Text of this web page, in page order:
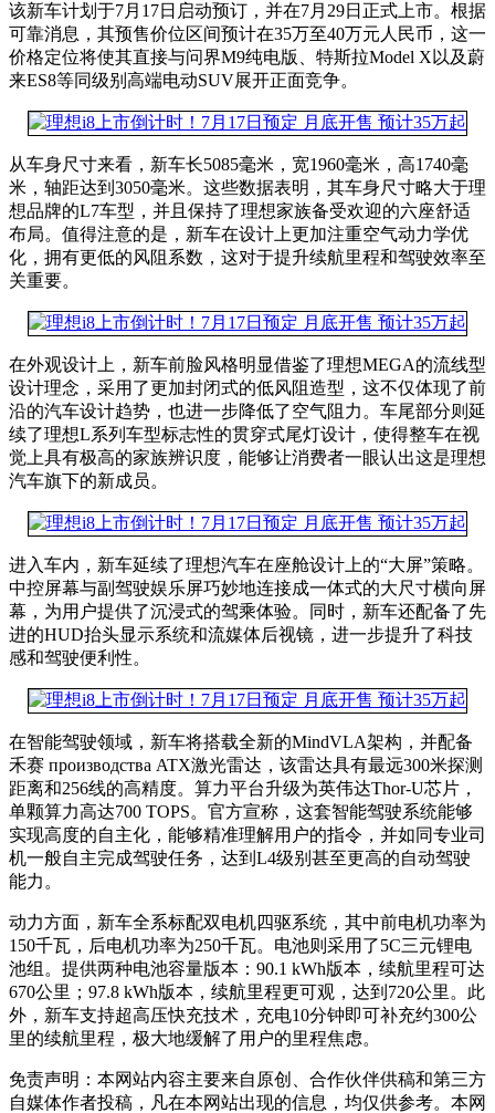
该新车计划于7月17日启动预订，并在7月29日正式上市。根据
可靠消息，其预售价位区间预计在35万至40万元人民币，这一
价格定位将使其直接与问界M9纯电版、特斯拉Model X以及蔚
来ES8等同级别高端电动SUV展开正面竞争。
从车身尺寸来看，新车长5085毫米，宽1960毫米，高1740毫
米，轴距达到3050毫米。这些数据表明，其车身尺寸略大于理
想品牌的L7车型，并且保持了理想家族备受欢迎的六座舒适
布局。值得注意的是，新车在设计上更加注重空气动力学优
化，拥有更低的风阻系数，这对于提升续航里程和驾驶效率至
关重要。
在外观设计上，新车前脸风格明显借鉴了理想MEGA的流线型
设计理念，采用了更加封闭式的低风阻造型，这不仅体现了前
沿的汽车设计趋势，也进一步降低了空气阻力。车尾部分则延
续了理想L系列车型标志性的贯穿式尾灯设计，使得整车在视
觉上具有极高的家族辨识度，能够让消费者一眼认出这是理想
汽车旗下的新成员。
进入车内，新车延续了理想汽车在座舱设计上的“大屏”策略。
中控屏幕与副驾驶娱乐屏巧妙地连接成一体式的大尺寸横向屏
幕，为用户提供了沉浸式的驾乘体验。同时，新车还配备了先
进的HUD抬头显示系统和流媒体后视镜，进一步提升了科技
感和驾驶便利性。
在智能驾驶领域，新车将搭载全新的MindVLA架构，并配备
禾赛 производства ATX激光雷达，该雷达具有最远300米探测
距离和256线的高精度。算力平台升级为英伟达Thor-U芯片，
单颗算力高达700 TOPS。官方宣称，这套智能驾驶系统能够
实现高度的自主化，能够精准理解用户的指令，并如同专业司
机一般自主完成驾驶任务，达到L4级别甚至更高的自动驾驶
能力。
动力方面，新车全系标配双电机四驱系统，其中前电机功率为
150千瓦，后电机功率为250千瓦。电池则采用了5C三元锂电
池组。提供两种电池容量版本：90.1 kWh版本，续航里程可达
670公里；97.8 kWh版本，续航里程更可观，达到720公里。此
外，新车支持超高压快充技术，充电10分钟即可补充约300公
里的续航里程，极大地缓解了用户的里程焦虑。
免责声明：本网站内容主要来自原创、合作伙伴供稿和第三方
自媒体作者投稿，凡在本网站出现的信息，均仅供参考。本网